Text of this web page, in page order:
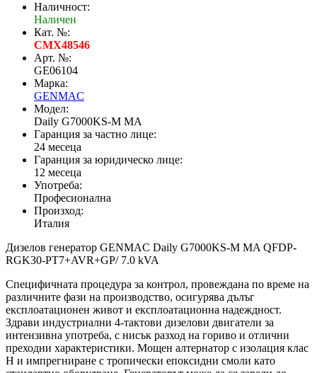
Наличност:
Наличен
Кат. №:
CMX48546
Арт. №:
GE06104
Марка:
GENMAC
Модел:
Daily G7000KS-M MA
Гаранция за частно лице:
24 месеца
Гаранция за юридическо лице:
12 месеца
Употреба:
Професионална
Произход:
Италия
Дизелов генератор GENMAC Daily G7000KS-M MA QFDP-
RGK30-PT7+AVR+GP/ 7.0 kVA
Специфичната процедура за контрол, провеждана по време на
различните фази на производство, осигурява дълъг
експлоатационен живот и експлоатационна надеждност.
Здрави индустриални 4-тактови дизелови двигатели за
интензивна употреба, с нисък разход на гориво и отлични
преходни характеристики. Мощен алтернатор с изолация клас
H и импрегниране с тропически епоксидни смоли като